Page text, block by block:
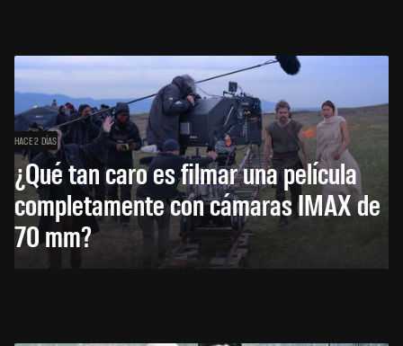
HACE 2 DÍAS
¿Qué tan caro es filmar una película
completamente con cámaras IMAX de
70 mm?